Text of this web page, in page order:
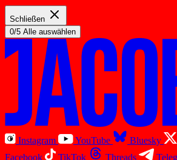
Schließen
0/5 Alle auswählen
Instagram YouTube Bluesky
Facebook
TikTok Threads